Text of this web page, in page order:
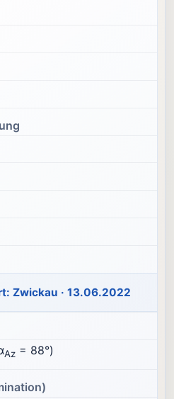
Zwickau · 13.06.2022
Az = 88°)